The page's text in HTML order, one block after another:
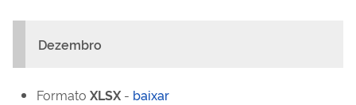
Dezembro
Formato XLSX - baixar